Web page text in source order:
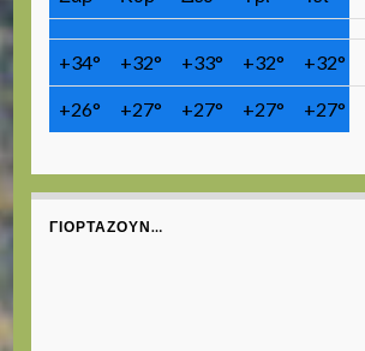
+34° +32° +33° +32° +32°
+26° +27° +27° +27° +27°
ΓΙΟΡΤΆΖΟΥΝ…